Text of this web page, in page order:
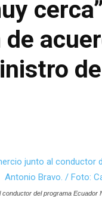
conductor del programa